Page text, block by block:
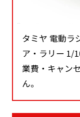
タミヤ 電動ラ
ア・ラリー 1/
業費・キャン
ん。